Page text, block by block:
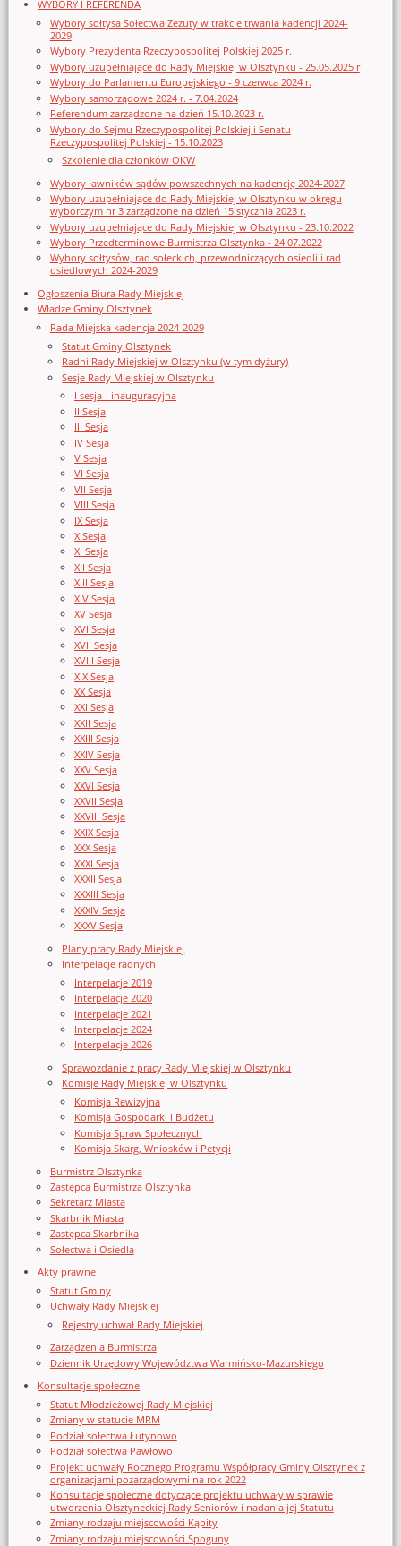
WYBORY I REFERENDA
Wybory sołtysa Sołectwa Zezuty w trakcie trwania kadencji 2024-
2029
Wybory Prezydenta Rzeczypospolitej Polskiej 2025 r.
Wybory uzupełniające do Rady Miejskiej w Olsztynku - 25.05.2025 r
Wybory do Parlamentu Europejskiego - 9 czerwca 2024 r.
Wybory samorządowe 2024 r. - 7.04.2024
Referendum zarządzone na dzień 15.10.2023 r.
Wybory do Sejmu Rzeczypospolitej Polskiej i Senatu
Rzeczypospolitej Polskiej - 15.10.2023
Szkolenie dla członków OKW
Wybory ławników sądów powszechnych na kadencję 2024-2027
Wybory uzupełniające do Rady Miejskiej w Olsztynku w okręgu
wyborczym nr 3 zarządzone na dzień 15 stycznia 2023 r.
Wybory uzupełniające do Rady Miejskiej w Olsztynku - 23.10.2022
Wybory Przedterminowe Burmistrza Olsztynka - 24.07.2022
Wybory sołtysów, rad sołeckich, przewodniczących osiedli i rad
osiedlowych 2024-2029
Ogłoszenia Biura Rady Miejskiej
Władze Gminy Olsztynek
Rada Miejska kadencja 2024-2029
Statut Gminy Olsztynek
Radni Rady Miejskiej w Olsztynku (w tym dyżury)
Sesje Rady Miejskiej w Olsztynku
I sesja - inauguracyjna
II Sesja
III Sesja
IV Sesja
V Sesja
VI Sesja
VII Sesja
VIII Sesja
IX Sesja
X Sesja
XI Sesja
XII Sesja
XIII Sesja
XIV Sesja
XV Sesja
XVI Sesja
XVII Sesja
XVIII Sesja
XIX Sesja
XX Sesja
XXI Sesja
XXII Sesja
XXIII Sesja
XXIV Sesja
XXV Sesja
XXVI Sesja
XXVII Sesja
XXVIII Sesja
XXIX Sesja
XXX Sesja
XXXI Sesja
XXXII Sesja
XXXIII Sesja
XXXIV Sesja
XXXV Sesja
Plany pracy Rady Miejskiej
Interpelacje radnych
Interpelacje 2019
Interpelacje 2020
Interpelacje 2021
Interpelacje 2024
Interpelacje 2026
Sprawozdanie z pracy Rady Miejskiej w Olsztynku
Komisje Rady Miejskiej w Olsztynku
Komisja Rewizyjna
Komisja Gospodarki i Budżetu
Komisja Spraw Społecznych
Komisja Skarg, Wniosków i Petycji
Burmistrz Olsztynka
Zastępca Burmistrza Olsztynka
Sekretarz Miasta
Skarbnik Miasta
Zastępca Skarbnika
Sołectwa i Osiedla
Akty prawne
Statut Gminy
Uchwały Rady Miejskiej
Rejestry uchwał Rady Miejskiej
Zarządzenia Burmistrza
Dziennik Urzędowy Województwa Warmińsko-Mazurskiego
Konsultacje społeczne
Statut Młodzieżowej Rady Miejskiej
Zmiany w statucie MRM
Podział sołectwa Łutynowo
Podział sołectwa Pawłowo
Projekt uchwały Rocznego Programu Współpracy Gminy Olsztynek z
organizacjami pozarządowymi na rok 2022
Konsultacje społeczne dotyczące projektu uchwały w sprawie
utworzenia Olsztyneckiej Rady Seniorów i nadania jej Statutu
Zmiany rodzaju miejscowości Kąpity
Zmiany rodzaju miejscowości Spoguny